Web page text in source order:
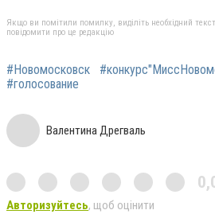
Якщо ви помітили помилку, виділіть необхідний
повідомити про це редакцію
#Новомосковск
#голосование
Валентина Дрегваль
Авторизуйтесь, щоб оцінити